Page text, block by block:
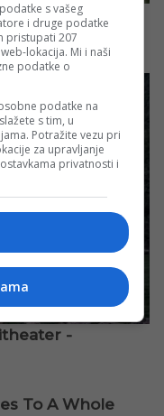
s vašeg
i druge podatke
pristupati 207
lokacija. Mi i naši
podatke o
podatke na
s tim, u
Potražite vezu pri
za upravljanje
privatnosti i